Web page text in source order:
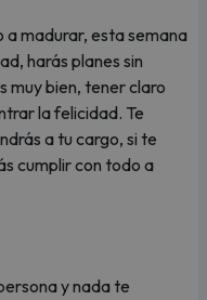
a madurar, esta semana
harás planes sin
muy bien, tener claro
la felicidad. Te
a tu cargo, si te
cumplir con todo a
y nada te